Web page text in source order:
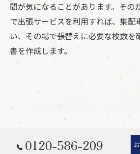
間が気になることがあります。その
で出張サービスを利用すれば、集配
い、その場で張替えに必要な枚数を
書を作成します。
0120-586-209